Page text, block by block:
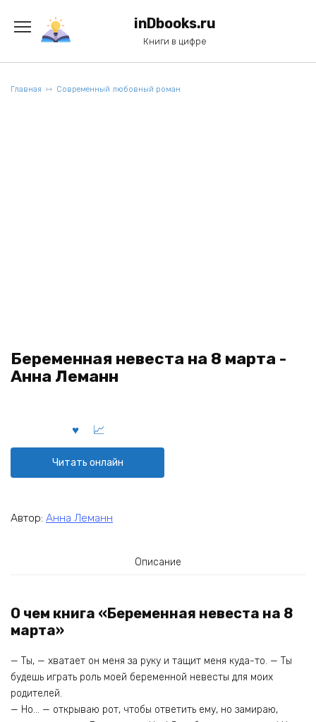
содержанию
inDbooks.ru
Книги в цифре
Главная Современный любовный роман
Беременная невеста на 8 марта -
Анна Леманн
Читать онлайн
Автор: Анна Леманн
Описание
О чем книга «Беременная невеста на 8
марта»
— Ты, — хватает он меня за руку и тащит меня куда-то. — Ты
будешь играть роль моей беременной невесты для моих
родителей.
— Но… — открываю рот, чтобы ответить ему, но замираю,